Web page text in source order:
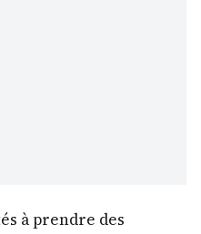
à prendre des